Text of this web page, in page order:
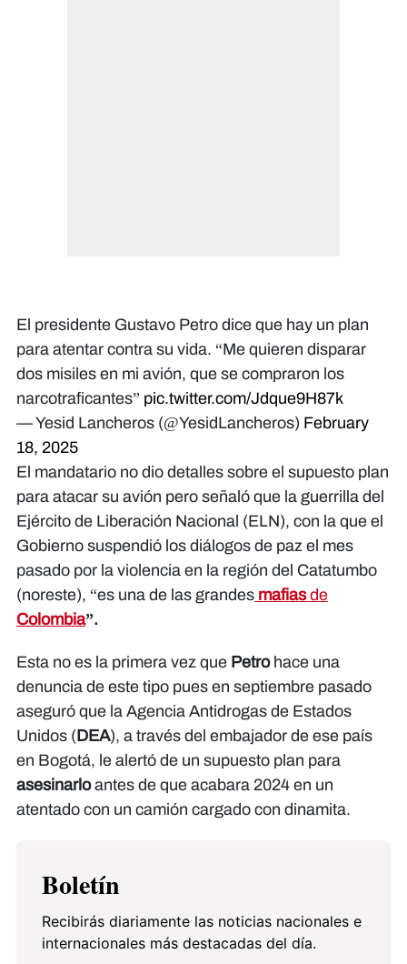
El presidente Gustavo Petro dice que hay un plan
para atentar contra su vida. “Me quieren disparar
dos misiles en mi avión, que se compraron los
narcotraficantes” pic.twitter.com/Jdque9H87k
— Yesid Lancheros (@YesidLancheros) February
18, 2025
El mandatario no dio detalles sobre el supuesto plan
para atacar su avión pero señaló que la guerrilla del
Ejército de Liberación Nacional (ELN), con la que el
Gobierno suspendió los diálogos de paz el mes
pasado por la violencia en la región del Catatumbo
(noreste), “es una de las grandes mafiasde
Colombia”.
Esta no es la primera vez que Petrohace una
denuncia de este tipo pues en septiembre pasado
aseguró que la Agencia Antidrogas de Estados
Unidos (DEA), a través del embajador de ese país
en Bogotá, le alertó de un supuesto plan para
asesinarloantes de que acabara 2024 en un
atentado con un camión cargado con dinamita.
Boletín
Recibirás diariamente las noticias nacionales e
internacionales más destacadas del día.